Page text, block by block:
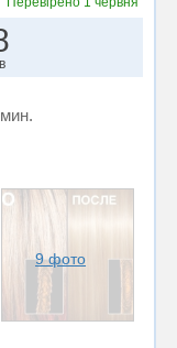
9 фото